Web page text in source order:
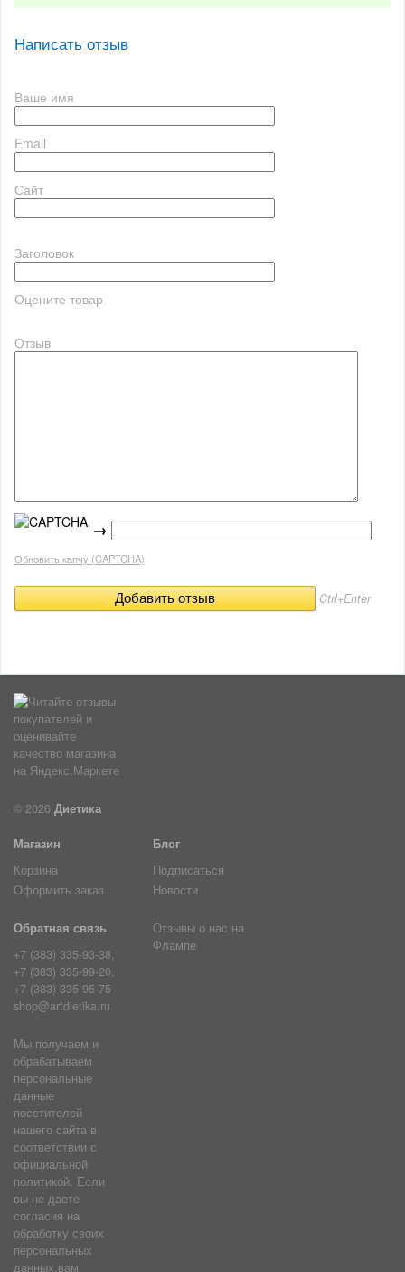
Написать отзыв
Ваше имя
Email
Сайт
Заголовок
Оцените товар
Отзыв
→
Обновить капчу (CAPTCHA)
Ctrl+Enter
© 2026 Диетика
Магазин
Корзина
Оформить заказ
Блог
Подписаться
Новости
Обратная связь
+7 (383) 335-93-38,
+7 (383) 335-99-20,
+7 (383) 335-95-75
shop@artdietika.ru
Отзывы о нас на
Флампе
Мы получаем и
обрабатываем
персональные
данные
посетителей
нашего сайта в
соответствии с
официальной
политикой. Если
вы не даете
согласия на
обработку своих
персональных
данных,вам